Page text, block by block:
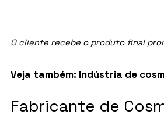
O cliente recebe o produto final
Veja também: Indústria de
Fabricante de